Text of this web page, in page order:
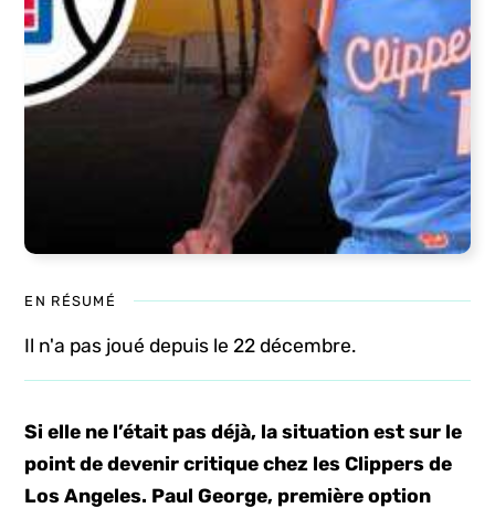
EN RÉSUMÉ
Il n'a pas joué depuis le 22 décembre.
Si elle ne l’était pas déjà, la situation est sur le
point de devenir critique chez les Clippers de
Los Angeles. Paul George, première option